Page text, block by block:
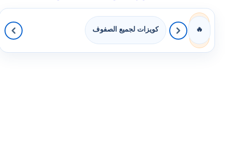
🔥 كويزات لجميع الصفوف